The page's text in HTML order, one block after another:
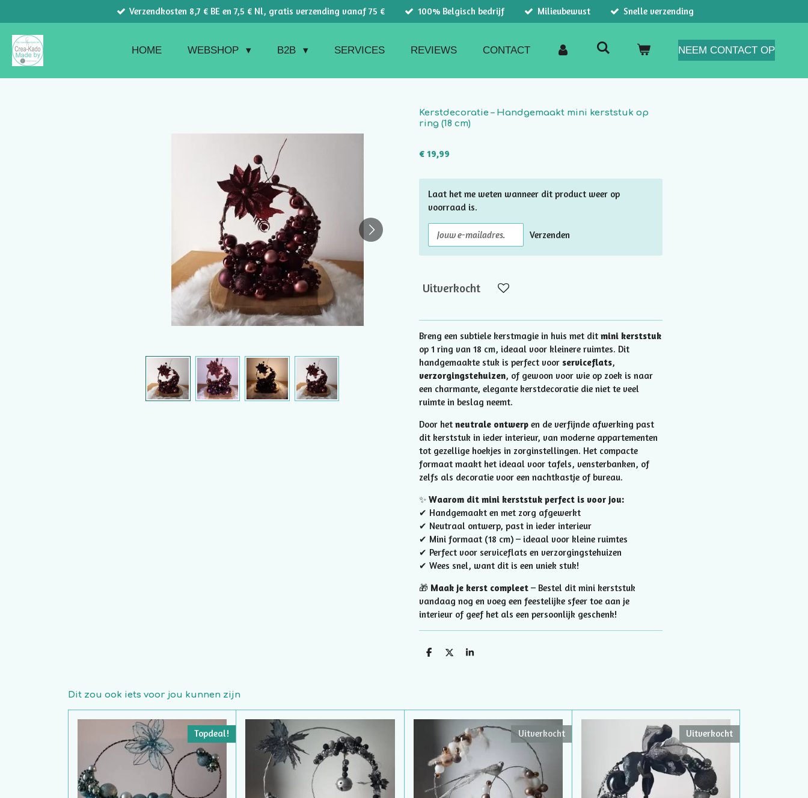
direct
naar
de
hoofdinhoud
Verzendkosten 8,7 € BE en 7,5 € Nl, gratis verzending vanaf 75 € 100% Belgisch bedrijf Milieubewust Snelle verzending
HOME WEBSHOP B2B SERVICES REVIEWS CONTACT NEEM CONTACT OP
Kerstdecoratie – Handgemaakt mini kerststuk op
ring (18 cm)
€ 19,99
Laat het me weten wanneer dit product weer op
voorraad is.
Verzenden
Uitverkocht
Breng een subtiele kerstmagie in huis met dit mini kerststuk
op 1 ring van 18 cm, ideaal voor kleinere ruimtes. Dit
handgemaakte stuk is perfect voor serviceflats,
verzorgingstehuizen, of gewoon voor wie op zoek is naar
een charmante, elegante kerstdecoratie die niet te veel
ruimte in beslag neemt.
Door het neutrale ontwerp en de verfijnde afwerking past
dit kerststuk in ieder interieur, van moderne appartementen
tot gezellige hoekjes in zorginstellingen. Het compacte
formaat maakt het ideaal voor tafels, vensterbanken, of
zelfs als decoratie voor een nachtkastje of bureau.
✨ Waarom dit mini kerststuk perfect is voor jou:
✔ Handgemaakt en met zorg afgewerkt
✔ Neutraal ontwerp, past in ieder interieur
✔ Mini formaat (18 cm) – ideaal voor kleine ruimtes
✔ Perfect voor serviceflats en verzorgingstehuizen
✔ Wees snel, want dit is een uniek stuk!
🎁 Maak je kerst compleet – Bestel dit mini kerststuk
vandaag nog en voeg een feestelijke sfeer toe aan je
interieur of geef het als een persoonlijk geschenk!
D
D
S
Dit zou ook iets voor jou kunnen zijn
Topdeal! Uitverkocht Uitverkocht